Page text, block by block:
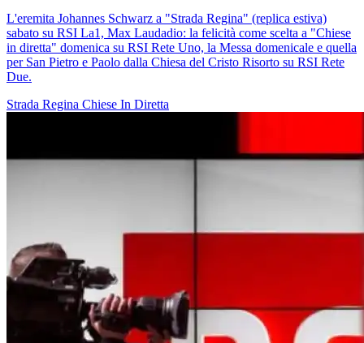
L'eremita Johannes Schwarz a "Strada Regina" (replica estiva)
sabato su RSI La1, Max Laudadio: la felicità come scelta a "Chiese
in diretta" domenica su RSI Rete Uno, la Messa domenicale e quella
per San Pietro e Paolo dalla Chiesa del Cristo Risorto su RSI Rete
Due.
Strada Regina Chiese In Diretta